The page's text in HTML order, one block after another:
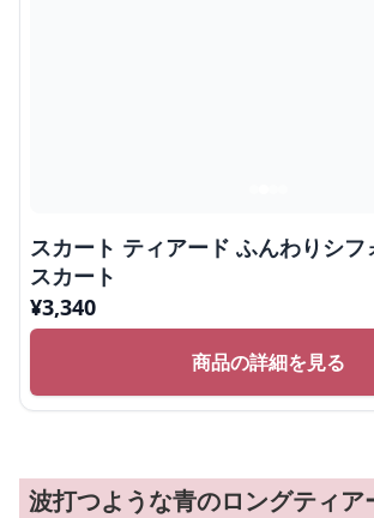
スカート ティアード ふんわりシフ
スカート
¥3,340
商品の詳細を見る
波打つような青のロングティア